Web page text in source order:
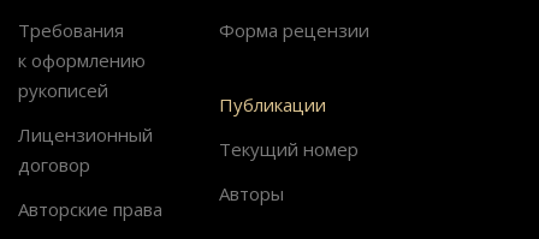
Требования
к оформлению
рукописей
Лицензионный
договор
Авторские права
Форма рецензии
Публикации
Текущий номер
Авторы